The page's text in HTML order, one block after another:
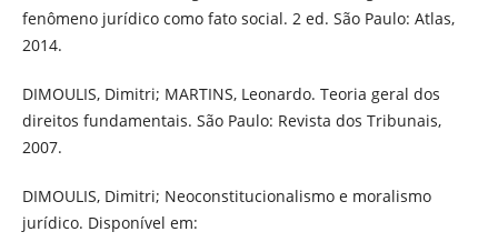
fenômeno jurídico como fato social. 2 ed. São Paulo: Atlas,
2014.
DIMOULIS, Dimitri; MARTINS, Leonardo. Teoria geral dos
direitos fundamentais. São Paulo: Revista dos Tribunais,
2007.
DIMOULIS, Dimitri; Neoconstitucionalismo e moralismo
jurídico. Disponível em: